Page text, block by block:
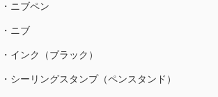
・ニブペン
・ニブ
・インク（ブラック）
・シーリングスタンプ（ペンスタンド）